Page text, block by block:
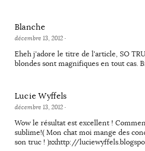
Blanche
décembre 13, 2012·
Eheh j'adore le titre de l'article, SO
blondes sont magnifiques en tout cas.
Lucie Wyffels
décembre 13, 2012·
Wow le résultat est excellent !
sublime!( Mon chat moi mange des
son truc ! )xxhttp://